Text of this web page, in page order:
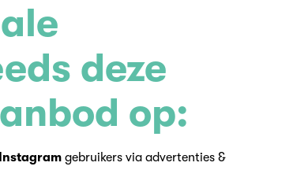
deze
op:
Instagram gebruikers via advertenties &